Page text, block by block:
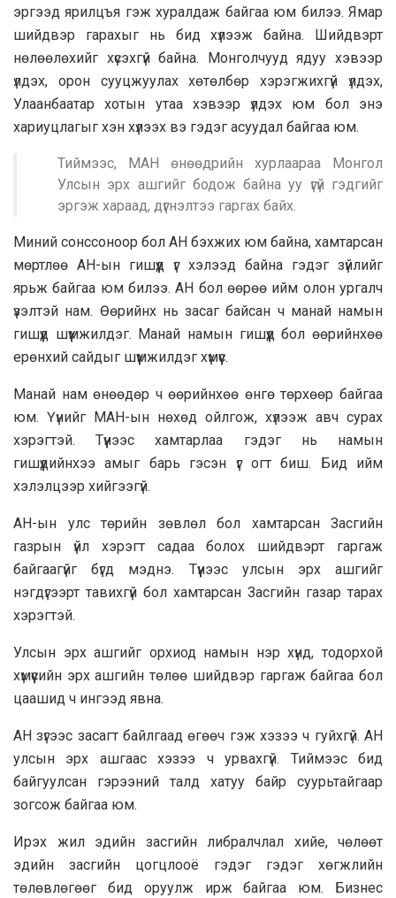
эргээд ярилцъя гэж хуралдаж байгаа юм билээ. Ямар
шийдвэр гарахыг нь бид хүлээж байна. Шийдвэрт
нөлөөлөхийг хүсэхгүй байна. Монголчууд ядуу хэвээр
үлдэх, орон сууцжуулах хөтөлбөр хэрэгжихгүй үлдэх,
Улаанбаатар хотын утаа хэвээр үлдэх юм бол энэ
хариуцлагыг хэн хүлээх вэ гэдэг асуудал байгаа юм.
Тиймээс, МАН өнөөдрийн хурлаараа Монгол
Улсын эрх ашгийг бодож байна уу үгүй гэдгийг
эргэж хараад, дүгнэлтээ гаргах байх.
Миний сонссоноор бол АН бэхжих юм байна, хамтарсан
мөртлөө АН-ын гишүүд үг хэлээд байна гэдэг зүйлийг
ярьж байгаа юм билээ. АН бол өөрөө ийм олон ургалч
үзэлтэй нам. Өөрийнх нь засаг байсан ч манай намын
гишүүд шүүмжилдэг. Манай намын гишүүд бол өөрийнхөө
ерөнхий сайдыг шүүмжилдэг хүмүүс.
Манай нам өнөөдөр ч өөрийнхөө өнгө төрхөөр байгаа
юм. Үүнийг МАН-ын нөхөд ойлгож, хүлээж авч сурах
хэрэгтэй. Түүнээс хамтарлаа гэдэг нь намын
гишүүдийнхээ амыг барь гэсэн үг огт биш. Бид ийм
хэлэлцээр хийгээгүй.
АН-ын улс төрийн зөвлөл бол хамтарсан Засгийн
газрын үйл хэрэгт садаа болох шийдвэрт гаргаж
байгаагүйг бүгд мэднэ. Түүнээс улсын эрх ашгийг
нэгдүгээрт тавихгүй бол хамтарсан Засгийн газар тарах
хэрэгтэй.
Улсын эрх ашгийг орхиод намын нэр хүнд, тодорхой
хүмүүсийн эрх ашгийн төлөө шийдвэр гаргаж байгаа бол
цаашид ч ингээд явна.
АН зүгээс засагт байлгаад өгөөч гэж хэзээ ч гуйхгүй. АН
улсын эрх ашгаас хэзээ ч урвахгүй. Тиймээс бид
байгуулсан гэрээний талд хатуу байр суурьтайгаар
зогсож байгаа юм.
Ирэх жил эдийн засгийн либралчлал хийе, чөлөөт
эдийн засгийн цогцлооё гэдэг гэдэг хөгжлийн
төлөвлөгөөг бид оруулж ирж байгаа юм. Бизнес